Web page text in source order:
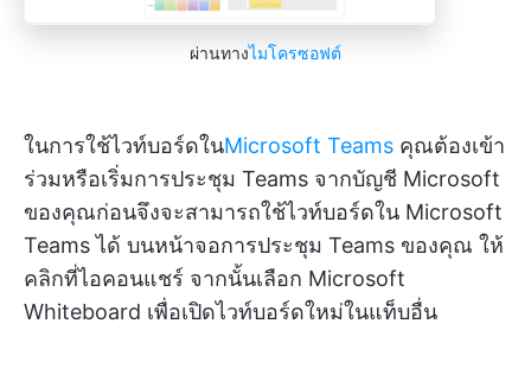
ผ่านทางไมโครซอฟต์
ในการใช้ไวท์บอร์ดในMicrosoft Teams คุณต้องเข้า
ร่วมหรือเริ่มการประชุม Teams จากบัญชี Microsoft
ของคุณก่อนจึงจะสามารถใช้ไวท์บอร์ดใน Microsoft
Teams ได้ บนหน้าจอการประชุม Teams ของคุณ ให้
คลิกที่ไอคอนแชร์ จากนั้นเลือก Microsoft
Whiteboard เพื่อเปิดไวท์บอร์ดใหม่ในแท็บอื่น